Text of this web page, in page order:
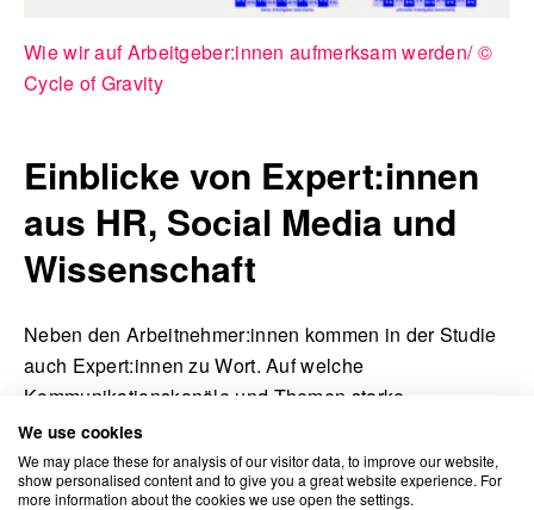
Wie wir auf Arbeitgeber:innen aufmerksam werden/ ©
Cycle of Gravity
Einblicke von Expert:innen
aus HR, Social Media und
Wissenschaft
Neben den Arbeitnehmer:innen kommen in der Studie
auch Expert:innen zu Wort. Auf welche
Kommunikationskanäle und Themen starke
Arbeitgebermarken in puncto Recruiting setzen sollten,
berichtet Ildiko Peter, Senior Manager HR Marketing
bei OTTO. Dr. Lars Reese, Vice President People &
We use cookies
We may place these for analysis of our visitor data, to improve our website,
show personalised content and to give you a great website experience. For
more information about the cookies we use open the settings.